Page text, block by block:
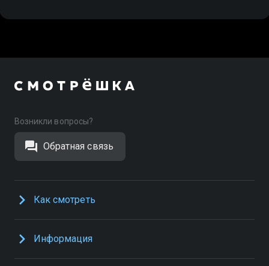
Возникли вопросы?
Обратная связь
Как смотреть
Информация